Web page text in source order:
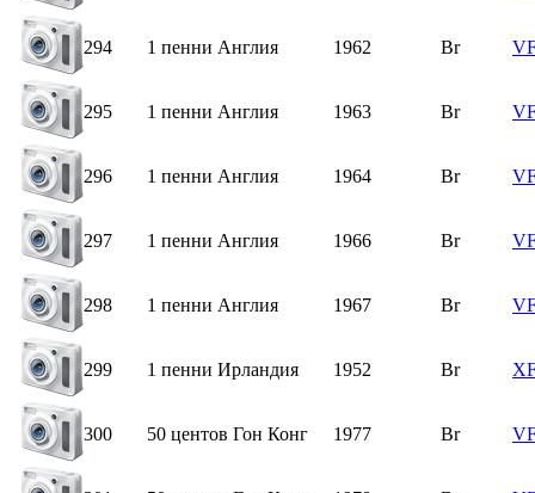
294 1 пенни Англия 1962 Br
295 1 пенни Англия 1963 Br
296 1 пенни Англия 1964 Br
297 1 пенни Англия 1966 Br
298 1 пенни Англия 1967 Br
299 1 пенни Ирландия 1952 Br
300 50 центов Гон Конг 1977 Br